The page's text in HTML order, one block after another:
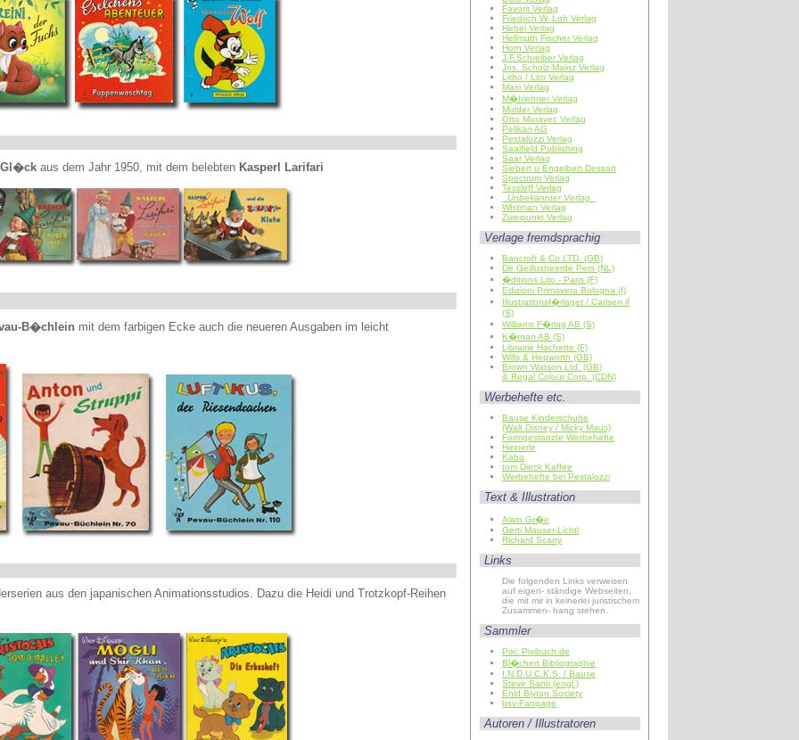
Gl�ck aus dem Jahr 1950, mit dem belebten Kasperl Larifari
B�chlein mit dem farbigen Ecke auch die neueren Ausgaben im leicht
aus den japanischen Animationsstudios. Dazu die Heidi und Trotzkopf-Reihen
Favorit Verlag
Friedrich W. Loh Verlag
Hebel Verlag
Hellmuth Fischer Verlag
Horn Verlag
J.F.Schreiber Verlag
Jos. Scholz-Mainz Verlag
Litho / Lito Verlag
Maxi Verlag
M�hlehner Verlag
Mulder Verlag
Otto Moravec Verlag
Pelikan AG
Pestalozzi Verlag
Saalfield Publishing
Saar Verlag
Siebert u Engelbert Dessart
Spectrum Verlag
Tessloff Verlag
Unbekannter Verlag
Whitman Verlag
Zweipunkt Verlag
Verlage fremdsprachig
Bancroft & Co LTD. (GB)
De Geillustreerde Pers (NL)
�ditions Lito - Paris (F)
Edizioni Primavera Bologna (I)
Illustrationsf�rlaget / Carlsen if
(S)
Williams F�rlag AB (S)
K�rnan AB (S)
Librairie Hachette (F)
Wills & Hepworth (GB)
Brown Watson Ltd. (GB)
& Regal Colour Corp. (CDN)
Werbehefte etc.
Bause Kinderschuhe
(Walt Disney / Micky Maus)
Formgestanzte Werbehefte
Heinerle
Kaba
tom Dieck Kaffee
Werbehefte bei Pestalozzi
Text & Illustration
Alain Gr�e
Gerti Mauser-Lichtl
Richard Scarry
Links
Die folgenden Links verweisen
auf eigen- ständige Webseiten,
die mit mir in keinerlei juristischem
Zusammen- hang stehen.
Sammler
Pixi: Pixibuch.de
Bl�chert Bibliographie
I.N.D.U.C.K.S. / Bause
Steve Santi (engl.)
Enid Blyton Society
bsv-Fanpage
Autoren / Illustratoren